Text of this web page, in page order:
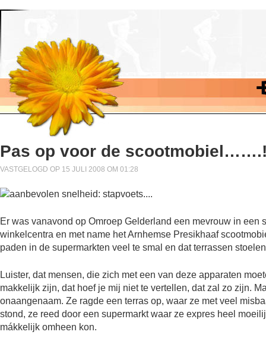
Pas op voor de
VASTGELOGD OP 15 JULI 2008 OM 01:28
Er was vanavond op Omroep Gelderland een mevrouw in
winkelcentra en met name het Arnhemse Presikhaaf
paden in de supermarkten veel te smal en dat terrassen
Luister, dat mensen, die zich met een van deze apparaten
makkelijk zijn, dat hoef je mij niet te vertellen, dat zal zo zijn.
onaangenaam. Ze ragde een terras op, waar ze met veel
stond, ze reed door een supermarkt waar ze expres heel
mákkelijk omheen kon.